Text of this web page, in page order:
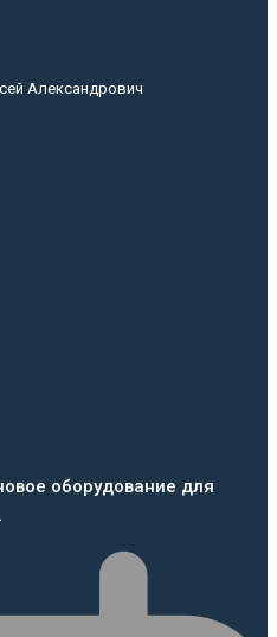
Александрович
оборудование для